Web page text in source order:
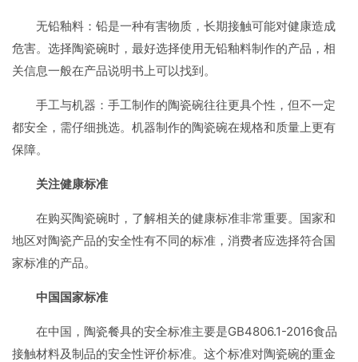
无铅釉料：铅是一种有害物质，长期接触可能对健康造成
危害。选择陶瓷碗时，最好选择使用无铅釉料制作的产品，相
关信息一般在产品说明书上可以找到。
手工与机器：手工制作的陶瓷碗往往更具个性，但不一定
都安全，需仔细挑选。机器制作的陶瓷碗在规格和质量上更有
保障。
关注健康标准
在购买陶瓷碗时，了解相关的健康标准非常重要。国家和
地区对陶瓷产品的安全性有不同的标准，消费者应选择符合国
家标准的产品。
中国国家标准
在中国，陶瓷餐具的安全标准主要是GB4806.1-2016食品
接触材料及制品的安全性评价标准。这个标准对陶瓷碗的重金